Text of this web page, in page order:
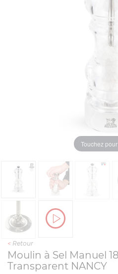
Touchez
< Retour
Moulin à Sel Manuel
Transparent NANCY